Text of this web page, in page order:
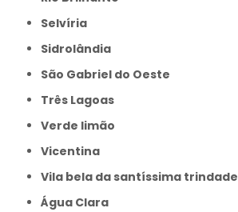
Selvíria
Sidrolândia
São Gabriel do Oeste
Três Lagoas
Verde limão
Vicentina
Vila bela da santíssima trindade
Água Clara